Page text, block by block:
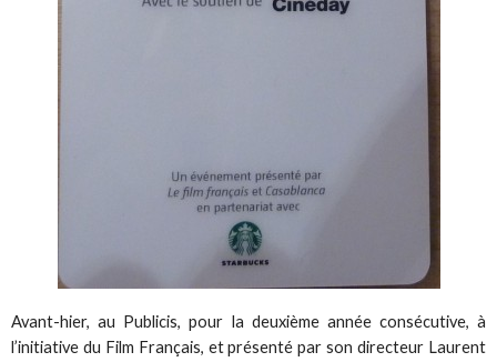
Avant-hier, au Publicis, pour la deuxième année consécutive, à
l’initiative du Film Français, et présenté par son directeur Laurent